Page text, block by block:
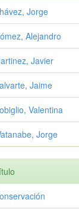
Jorge
Alejandro
Javier
Jaime
Valentina
Jorge